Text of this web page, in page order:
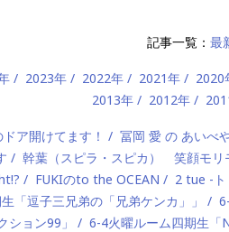
記事一覧： 最
2023年 2022年 2021年 2020
2013年
2012年
ア開けてます！ 冨岡 愛 の あいべ
幹葉（スピラ・スピカ） 笑顔モ
FUKIのto the OCEAN 2 tue -ト
「逗子三兄弟の「兄弟ケンカ」」
ョン99」
6-4火曜ルーム四期生「